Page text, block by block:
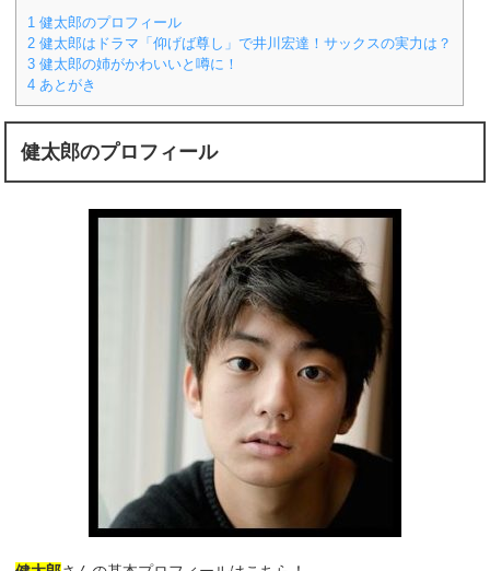
1 健太郎のプロフィール
2 健太郎はドラマ「仰げば尊し」で井川宏達！サックスの実力は？
3 健太郎の姉がかわいいと噂に！
4 あとがき
健太郎のプロフィール